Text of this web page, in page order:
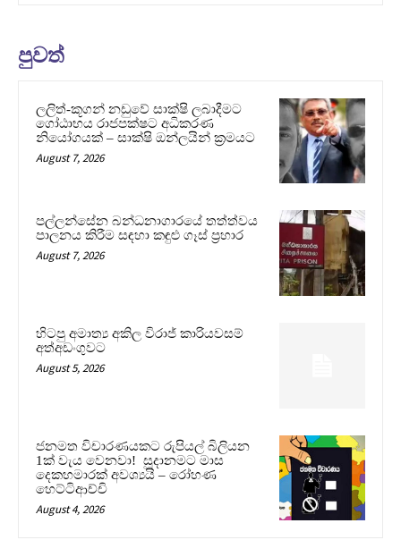
පුවත්
ලලිත්-කූගන් නඩුවේ සාක්ෂි ලබාදීමට
ගෝඨාභය රාජපක්ෂට අධිකරණ
නියෝගයක් – සාක්ෂි ඔන්ලයින් ක්‍රමයට
August 7, 2026
පල්ලන්සේන බන්ධනාගාරයේ තත්ත්වය
පාලනය කිරීම සඳහා කඳුළු ගෑස් ප්‍රහාර
August 7, 2026
හිටපු අමාත්‍ය අකිල විරාජ් කාරියවසම්
අත්අඩංගුවට
August 5, 2026
ජනමත විචාරණයකට රුපියල් බිලියන
1ක් වැය වෙනවා! සූදානමට මාස
දෙකහමාරක් අවශ්‍යයි – රෝහණ
හෙට්ටිආච්චි
August 4, 2026